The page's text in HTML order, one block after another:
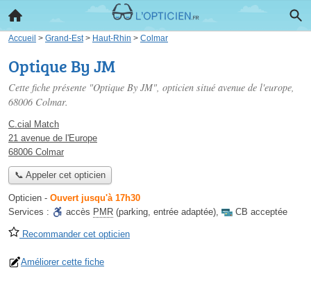
Accueil > Grand-Est> Haut-Rhin > Colmar
Optique By JM
Cette fiche présente "Optique By JM", opticien situé avenue de l'europe,
68006 Colmar.
C.cial Match
21 avenue de l'Europe
68006 Colmar
📞 Appeler cet opticien
Opticien - Ouvert jusqu'à 17h30
Services :
accès PMR (parking, entrée adaptée), CB acceptée
Recommander cet opticien
Améliorer cette fiche